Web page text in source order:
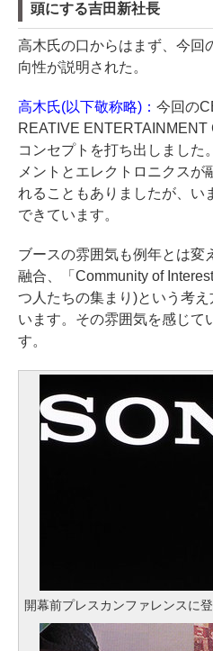
頭にする吉田新社長
高木氏の口からはまず、今回
向性が説明された。
高木氏(以下敬称略)： 今回の
REATIVE
コンセプトを打ち出しました
メントとエレクトロニクスが
れることもありましたが、い
できています。
ブースの雰囲気も例年とは変
融合、「Community of
つ人たちの集まり)という考
います。その雰囲気を感じて
す。
開幕前プレスカンファレンスに